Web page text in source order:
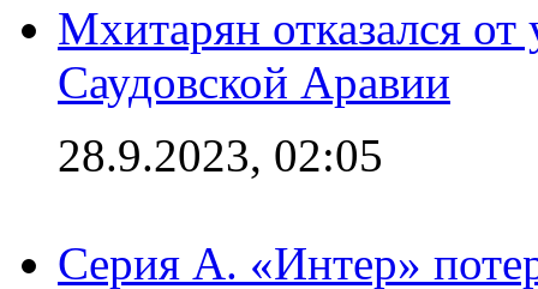
Мхитарян отказался от
Саудовской Аравии
28.9.2023, 02:05
Серия А. «Интер»